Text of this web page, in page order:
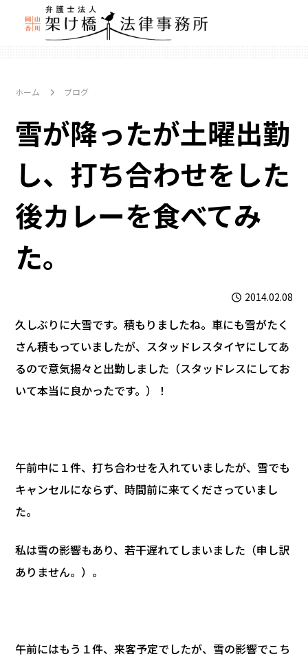
ホーム ブログ
雪が降ったが土曜出勤
し、打ち合わせをした
後カレーを食べてみ
た。
2014.02.08
久しぶりに大雪です。積もりましたね。車にも雪がたく
さん積もっていましたが、スタッドレスタイヤにしてあ
るので意気揚々と出勤しました（スタッドレスにしてお
いて本当に良かったです。）！
午前中に１件、打ち合わせを入れていましたが、雪でも
キャンセルにならず、時間前に来てくださっていまし
た。
私は雪の影響もあり、若干遅れてしまいました（申し訳
ありません。）。
午前にはもう１件、来客予定でしたが、雪の影響でこち